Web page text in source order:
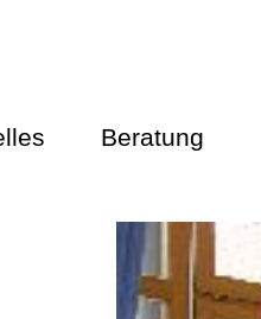
Beratung